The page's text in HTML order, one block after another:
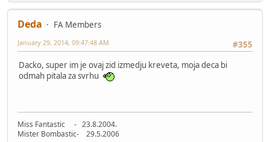
Deda
FA Members
#355
January 29, 2014, 09:47:48 AM
Dacko, super im je ovaj zid izmedju kreveta, moja deca bi
odmah pitala za svrhu
Miss Fantastic - 23.8.2004.
Mister Bombastic- 29.5.2006